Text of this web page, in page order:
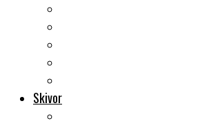
Skivor